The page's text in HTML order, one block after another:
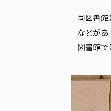
同図書
などが
図書館